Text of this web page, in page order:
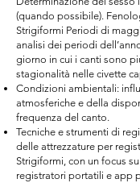
(quando possibile).
Strigiformi Periodi di
analisi dei periodi
giorno in cui i canti sono
stagionalità nelle civette
Condizioni ambientali:
atmosferiche e della
frequenza del canto.
Tecniche e strumenti di
delle attrezzature per
Strigiformi, con un focus
registratori portatili e app